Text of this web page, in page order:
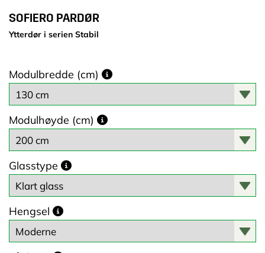
SOFIERO PARDØR
Ytterdør i serien Stabil
Modulbredde (cm)
Modulhøyde (cm)
Glasstype
Hengsel